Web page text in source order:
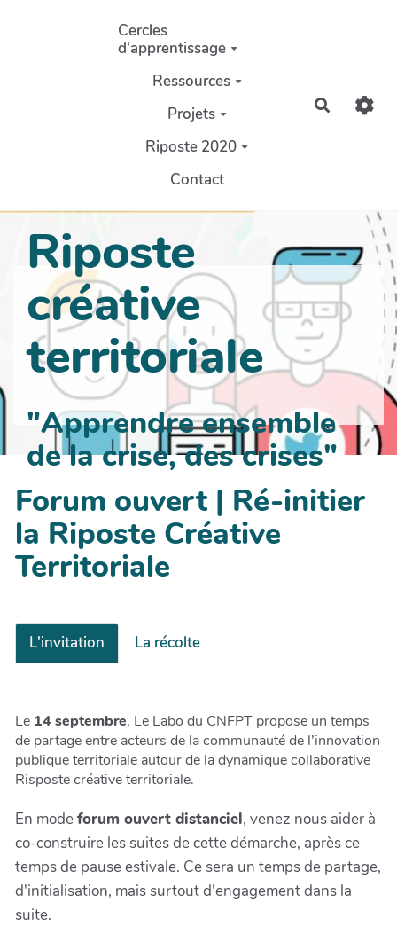
Aller au contenu principal
Cercles
d'apprentissage
Ressources
Projets
Riposte 2020
Contact
Riposte
créative
territoriale
"Apprendre ensemble
de la crise, des crises"
Forum ouvert | Ré-initier
la Riposte Créative
Territoriale
L'invitation La récolte
Le 14 septembre, Le Labo du CNFPT propose un temps
de partage entre acteurs de la communauté de l’innovation
publique territoriale autour de la dynamique collaborative
Risposte créative territoriale.
En modeforum ouvert distanciel, venez nous aider à
co-construire les suites de cette démarche, après ce
temps de pause estivale. Ce sera un temps de partage,
d'initialisation, mais surtout d'engagement dans la
suite.